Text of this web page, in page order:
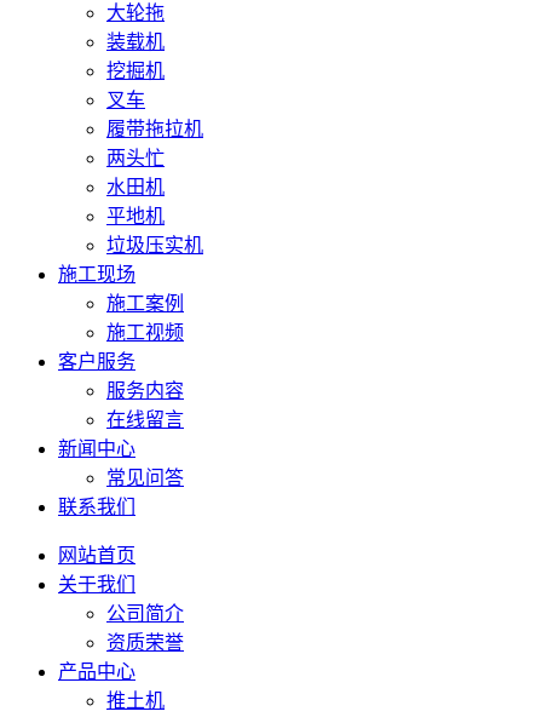
大轮拖
装载机
挖掘机
叉车
履带拖拉机
两头忙
水田机
平地机
垃圾压实机
施工现场
施工案例
施工视频
客户服务
服务内容
在线留言
新闻中心
常见问答
联系我们
网站首页
关于我们
公司简介
资质荣誉
产品中心
推土机